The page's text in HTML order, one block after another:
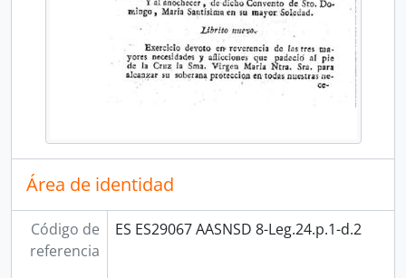
Área de identidad
Código de
referencia
ES ES29067 AASNSD 8-Leg.24.p.1-d.2